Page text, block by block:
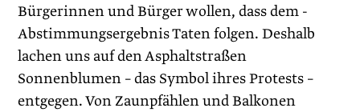
Bürgerinnen und Bürger wollen, dass dem ­
Abstimmungsergebnis Taten folgen. Deshalb
lachen uns auf den Asphaltstraßen
Sonnenblumen – das Symbol ihres Protests –
entgegen. Von Zaunpfählen und Balkonen